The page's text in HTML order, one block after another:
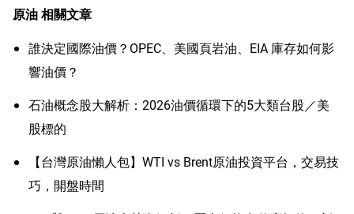
原油相關文章
誰決定國際油價？OPEC、美國頁岩油、EIA 庫存如何影
響油價？
石油概念股大解析：2026油價循環下的5大類台股／美
股標的
【台灣原油懶人包】WTI vs Brent原油投資平台，交易技
巧，開盤時間